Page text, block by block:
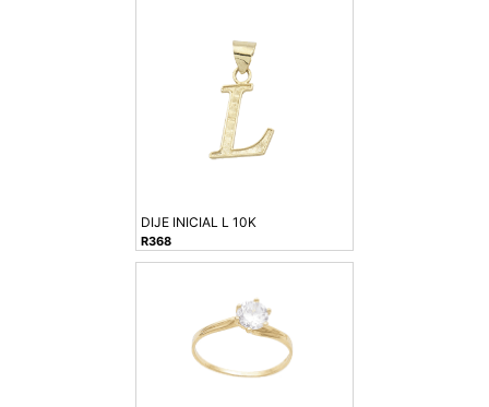
DIJE INICIAL L 10K
R368